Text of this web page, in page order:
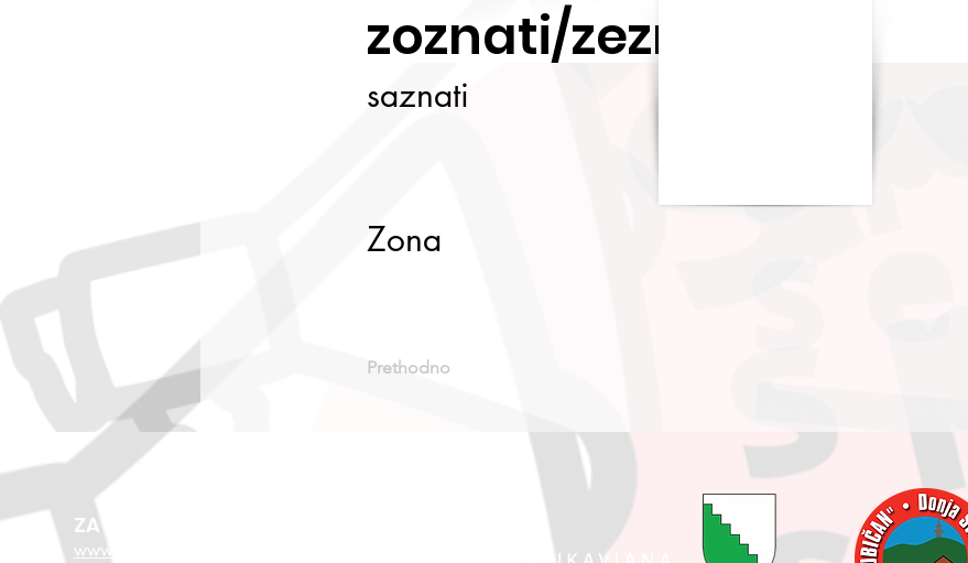
zoznati/zeznati
saznati
Zona
Prethodno
ZA VIŠE O EU FONDOVIMA
www.esf.hr